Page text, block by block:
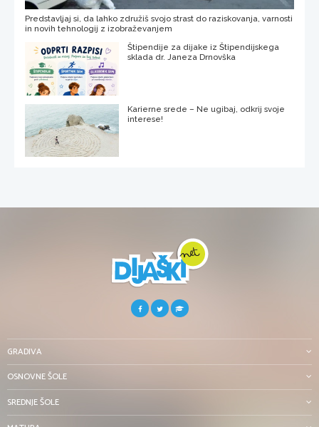
Predstavljaj si, da lahko združiš svojo strast do raziskovanja, varnosti
in novih tehnologij z izobraževanjem
Štipendije za dijake iz Štipendijskega
sklada dr. Janeza Drnovška
Karierne srede – Ne ugibaj, odkrij svoje
interese!
GRADIVA
OSNOVNE ŠOLE
SREDNJE ŠOLE